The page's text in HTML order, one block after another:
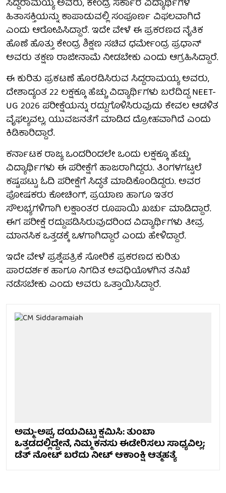
ಸಿದ್ದರಾಮಯ್ಯ ಅವರು, ಕೇಂದ್ರ ಸರ್ಕಾರ ವಿದ್ಯಾರ್ಥಿಗಳ
ಹಿತಾಸಕ್ತಿಯನ್ನು ಕಾಪಾಡುವಲ್ಲಿ ಸಂಪೂರ್ಣ ವಿಫಲವಾಗಿದೆ
ಎಂದು ಆರೋಪಿಸಿದ್ದಾರೆ. ಇದೇ ವೇಳೆ ಈ ಪ್ರಕರಣದ ನೈತಿಕ
ಹೊಣೆ ಹೊತ್ತು ಕೇಂದ್ರ ಶಿಕ್ಷಣ ಸಚಿವ ಧರ್ಮೇಂದ್ರ ಪ್ರಧಾನ್
ಅವರು ತಕ್ಷಣ ರಾಜೀನಾಮೆ ನೀಡಬೇಕು ಎಂದು ಆಗ್ರಹಿಸಿದ್ದಾರೆ.
ಈ ಕುರಿತು ಪ್ರಕಟಣೆ ಹೊರಡಿಸಿರುವ ಸಿದ್ದರಾಮಯ್ಯ ಅವರು,
ದೇಶಾದ್ಯಂತ 22 ಲಕ್ಷಕ್ಕೂ ಹೆಚ್ಚು ವಿದ್ಯಾರ್ಥಿಗಳು ಬರೆದಿದ್ದ NEET-
UG 2026 ಪರೀಕ್ಷೆಯನ್ನು ರದ್ದುಗೊಳಿಸಿರುವುದು ಕೇವಲ ಆಡಳಿತ
ವೈಫಲ್ಯವಲ್ಲ, ಯುವಜನತೆಗೆ ಮಾಡಿದ ದ್ರೋಹವಾಗಿದೆ ಎಂದು
ಕಿಡಿಕಾರಿದ್ದಾರೆ.
ಕರ್ನಾಟಕ ರಾಜ್ಯ ಒಂದರಿಂದಲೇ ಒಂದು ಲಕ್ಷಕ್ಕೂ ಹೆಚ್ಚು
ವಿದ್ಯಾರ್ಥಿಗಳು ಈ ಪರೀಕ್ಷೆಗೆ ಹಾಜರಾಗಿದ್ದರು. ತಿಂಗಳಗಟ್ಟಲೆ
ಕಷ್ಟಪಟ್ಟು ಓದಿ ಪರೀಕ್ಷೆಗೆ ಸಿದ್ಧತೆ ಮಾಡಿಕೊಂಡಿದ್ದರು. ಅವರ
ಪೋಷಕರು ಕೋಚಿಂಗ್, ಪ್ರಯಾಣ ಹಾಗೂ ಇತರ
ಸೌಲಭ್ಯಗಳಿಗಾಗಿ ಲಕ್ಷಾಂತರ ರೂಪಾಯಿ ಖರ್ಚು ಮಾಡಿದ್ದಾರೆ.
ಈಗ ಪರೀಕ್ಷೆ ರದ್ದುಪಡಿಸಿರುವುದರಿಂದ ವಿದ್ಯಾರ್ಥಿಗಳು ತೀವ್ರ
ಮಾನಸಿಕ ಒತ್ತಡಕ್ಕೆ ಒಳಗಾಗಿದ್ದಾರೆ ಎಂದು ಹೇಳಿದ್ದಾರೆ.
ಇದೇ ವೇಳೆ ಪ್ರಶ್ನೆಪತ್ರಿಕೆ ಸೋರಿಕೆ ಪ್ರಕರಣದ ಕುರಿತು
ಪಾರದರ್ಶಕ ಹಾಗೂ ನಿಗದಿತ ಅವಧಿಯೊಳಗಿನ ತನಿಖೆ
ನಡೆಸಬೇಕು ಎಂದು ಅವರು ಒತ್ತಾಯಿಸಿದ್ದಾರೆ.
ಅಮ್ಮ-ಅಪ್ಪ, ದಯವಿಟ್ಟು ಕ್ಷಮಿಸಿ: ತುಂಬಾ
ಒತ್ತಡದಲ್ಲಿದ್ದೇನೆ, ನಿಮ್ಮ ಕನಸು ಈಡೇರಿಸಲು ಸಾಧ್ಯವಿಲ್ಲ;
ಡೆತ್ ನೋಟ್ ಬರೆದು ನೀಟ್ ಆಕಾಂಕ್ಷಿ ಆತ್ಮಹತ್ಯೆ